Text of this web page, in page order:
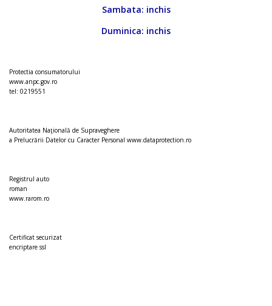
Sambata: inchis
Duminica: inchis
Protectia consumatorului
www.anpc.gov.ro
tel: 0219551
Autoritatea Naţională de Supraveghere
a Prelucrării Datelor cu Caracter Personal www.dataprotection.ro
Registrul auto
roman
www.rarom.ro
Certificat securizat
encriptare ssl